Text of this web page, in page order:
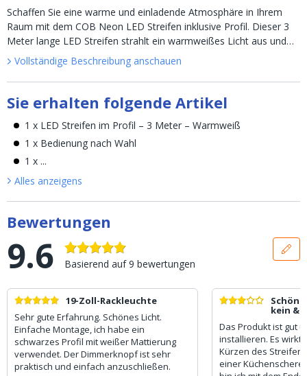
Schaffen Sie eine warme und einladende Atmosphäre in Ihrem
Raum mit dem COB Neon LED Streifen inklusive Profil. Dieser 3
Meter lange LED Streifen strahlt ein warmweißes Licht aus und
lässt sich dank des flexiblen Profils einfach installi...
Vollständige Beschreibung anschauen
Sie erhalten folgende Artikel
1 x LED Streifen im Profil – 3 Meter – Warmweiß
1 x Bedienung nach Wahl
1 x ...
Alles anzeigens
Bewertungen
9.6 Basierend auf 9 bewertungen
19-Zoll-Rackleuchte
Sehr gute Erfahrung. Schönes Licht.
Einfache Montage, ich habe ein
schwarzes Profil mit weißer Mattierung
verwendet. Der Dimmerknopf ist sehr
praktisch und einfach anzuschließen.
kein
Das Produkt ist gut
installieren. Es wirkt
Kürzen des
einer Küchenschere